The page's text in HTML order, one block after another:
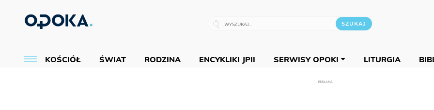
KOŚCIÓŁ ŚWIAT RODZINA ENCYKLIKI JPII SERWISY OPOKI LITURGIA
REKLAMA